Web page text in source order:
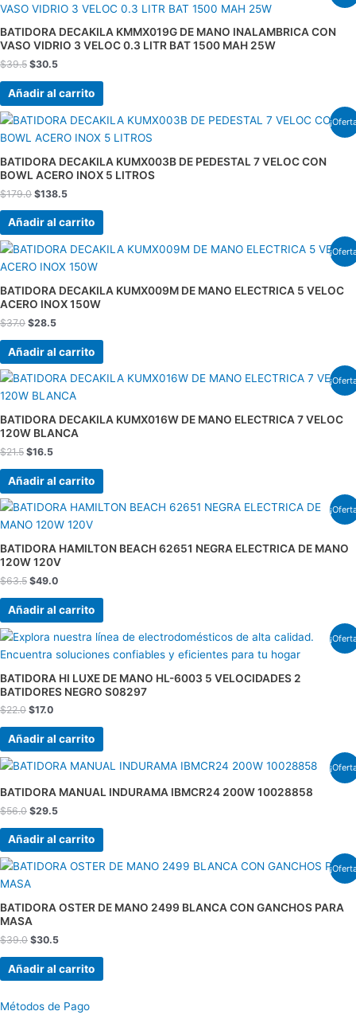
BATIDORA DECAKILA KMMX019G DE MANO INALAMBRICA CON
VASO VIDRIO 3 VELOC 0.3 LITR BAT 1500 MAH 25W
$39.5
original
era:
$39.5.
$30.5
actual
es:
$30.5.
Añadir al carrito
BATIDORA DECAKILA KUMX003B DE PEDESTAL 7 VELOC CON
BOWL ACERO INOX 5 LITROS
$179.0
El
original
$179.0.
$138.5
El
actual
$138.5.
Añadir al carrito
BATIDORA DECAKILA KUMX009M DE MANO ELECTRICA 5 VELOC
ACERO INOX 150W
$37.0
El
original
$37.0.
$28.5
El
actual
$28.5.
Añadir al carrito
BATIDORA DECAKILA KUMX016W DE MANO ELECTRICA 7 VELOC
120W BLANCA
$21.5
El
original
era:
$21.5.
$16.5
El
actual
es:
$16.5.
Añadir al carrito
BATIDORA HAMILTON BEACH 62651 NEGRA ELECTRICA DE MANO
120W 120V
$63.5
El
original
era:
$63.5.
$49.0
El
actual
es:
$49.0.
Añadir al carrito
BATIDORA HI LUXE DE MANO HL-6003 5 VELOCIDADES 2
BATIDORES NEGRO S08297
$22.0
El
precio
original
$22.0.
$17.0
El
precio
actual
$17.0.
Añadir al carrito
BATIDORA MANUAL INDURAMA IBMCR24 200W 10028858
$56.0
El
original
$56.0.
$29.5
El
actual
$29.5.
Añadir al carrito
BATIDORA OSTER DE MANO 2499 BLANCA CON GANCHOS PARA
MASA
$39.0
El
original
era:
$39.0.
$30.5
El
es:
$30.5.
Añadir al carrito
Métodos de Pago